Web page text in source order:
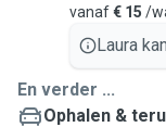
vanaf€ 15 /
Laura
En verder ...
Ophalen &